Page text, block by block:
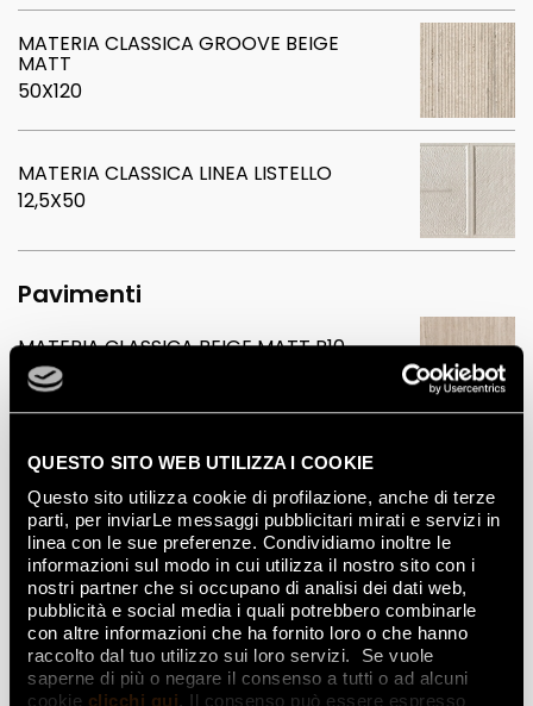
QUESTO SITO WEB UTILIZZA I COOKIE
Questo sito utilizza cookie di profilazione, anche di terze
parti, per inviarLe messaggi pubblicitari mirati e servizi in
linea con le sue preferenze. Condividiamo inoltre le
informazioni sul modo in cui utilizza il nostro sito con i
nostri partner che si occupano di analisi dei dati web,
pubblicità e social media i quali potrebbero combinarle
con altre informazioni che ha fornito loro o che hanno
raccolto dal tuo utilizzo sui loro servizi. Se vuole
saperne di più o negare il consenso a tutti o ad alcuni
cookie clicchi qui. Il consenso può essere espresso
MATERIA CLASSICA GROOVE BEIGE
MATT
50X120
MATERIA CLASSICA LINEA LISTELLO
12,5X50
Pavimenti
MATERIA CLASSICA BEIGE MATT R10
120X120